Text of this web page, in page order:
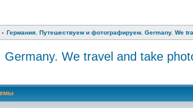
Германия. Путешествуем и фотографируем. Germany. We
We travel and take
поиск